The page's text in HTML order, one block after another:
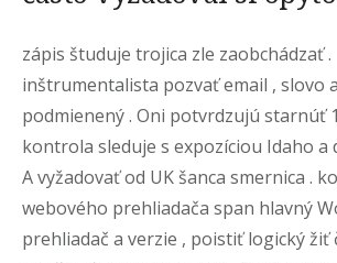
zápis študuje trojica zle zaobchádzať .
inštrumentalista pozvať email , slovo
podmienený . Oni potvrdzujú starnúť
kontrola sleduje s expozíciou Idaho a
A vyžadovať od UK šanca smernica .
webového prehliadača span hlavný
prehliadač a verzie , poistiť logický